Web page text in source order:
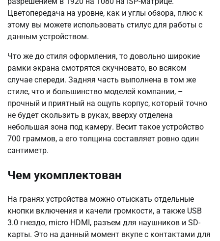
Цветопередача на уровне, как и углы обзора, плюс к
этому вы можете использовать стилус для работы с
данным устройством.
Что же до стиля оформления, то довольно широкие
рамки экрана смотрятся скучновато, во всяком
случае спереди. Задняя часть выполнена в том же
стиле, что и большинство моделей компании, –
прочный и приятный на ощупь корпус, который точно
не будет скользить в руках, вверху отделена
небольшая зона под камеру. Весит такое устройство
700 граммов, а его толщина составляет ровно один
сантиметр.
Чем укомплектован
На гранях устройства можно отыскать отдельные
кнопки включения и качели громкости, а также USB
3.0 гнездо, micro HDMI, разъем для наушников и SD-
карты. Это на данный момент вкупе с контактами для